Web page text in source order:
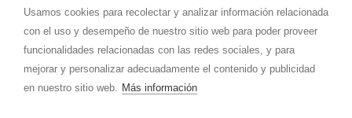
Usamos cookies para recolectar y analizar información relacionada
con el uso y desempeño de nuestro sitio web para poder proveer
funcionalidades relacionadas con las redes sociales, y para
mejorar y personalizar adecuadamente el contenido y publicidad
en nuestro sitio web. Más información
CAL TRISTANY- Aviso legal -
Política de privacidad-Política de cookies- by
RuralesDATA-